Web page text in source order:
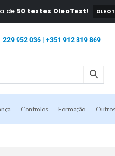
de 50 testes OleoTest!
229 952 036 | +351 912 819 869
Controlos Formação Outros